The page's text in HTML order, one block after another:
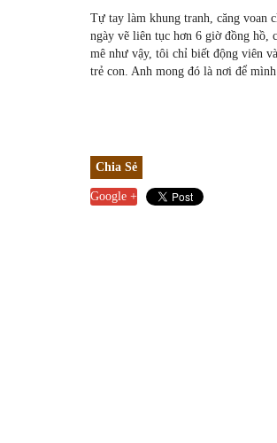
Tự tay làm khung tranh, căng voan
ngày vẽ liên tục hơn 6 giờ đồng hồ,
mê như vậy, tôi chỉ biết động viên
trẻ con. Anh mong đó là nơi để
Chia Sẻ
Google +